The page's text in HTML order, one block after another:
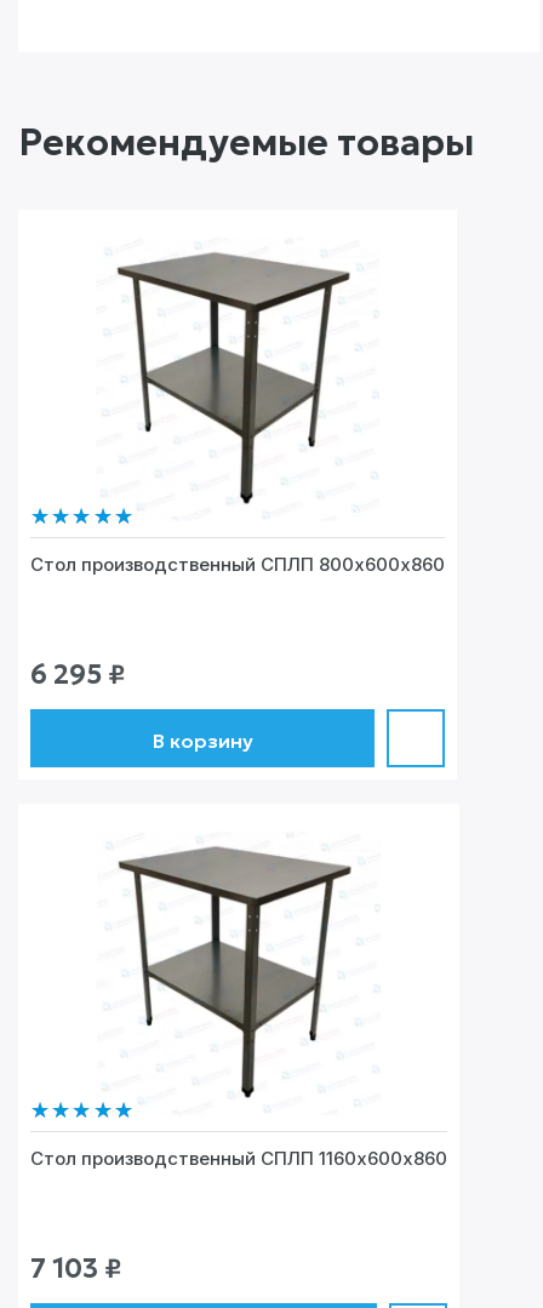
Рекомендуемые товары
Стол производственный СПЛП 800х600х860
6 295 ₽
В корзину
Стол производственный СПЛП 1160х600х860
7 103 ₽